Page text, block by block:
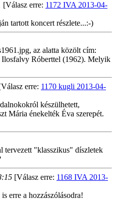
[Válasz erre: 1172 IVA 2013-04-
tartott koncert részlete...:-)
az alatta közölt cím:
Róberttel (1962). Melyik
erre: 1170 kugli 2013-04-
készülhetett,
Mária énekelték Éva szerepét.
tervezett "klasszikus" díszletek
[Válasz erre: 1168 IVA 2013-
erre a hozzászólásodra!